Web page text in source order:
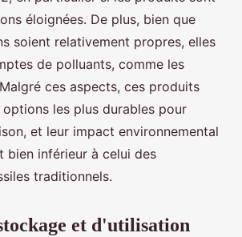
éloignées. De plus, bien que
soient relativement propres, elles
de polluants, comme les
ces aspects, ces produits
les plus durables pour
et leur impact environnemental
bien inférieur à celui des
traditionnels.
et d'utilisation